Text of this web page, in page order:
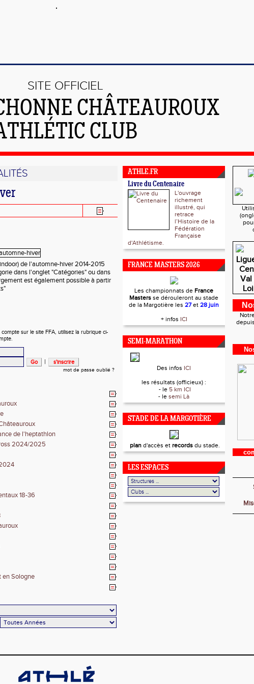
SITE OFFICIEL
CHÂTEAUROUX
CLUB
de l'automne-hiver 2014-2015
dans l'onglet "Catégories" ou dans
est également possible à partir
sur le site FFA, utilisez la rubrique ci-
|
mot de passe oublié ?
de l'heptathlon
2024/2025
18-36
en Sologne
ATHLE.FR
Livre du Centenaire
L'ouvrage
richement
illustré, qui
retrace
l’Histoire de la
Fédération
Française
d'Athlétisme.
FRANCE MASTERS 2026
Les championnats de France
Masters se dérouleront au stade
de la Margotière les 27et 28 juin
+ infos ICI
SEMI-MARATHON
Des infos ICI
les résultats (officieux) :
- le 5 km ICI
- le semi Là
STADE DE LA MARGOTIÈRE
pland'accès et recordsdu stade.
LES ESPACES
Val